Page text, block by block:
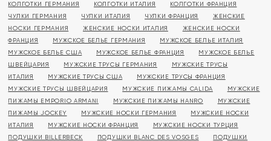
КОЛГОТКИ ГЕРМАНИЯ
КОЛГОТКИ ИТАЛИЯ
КОЛГОТКИ ФРАНЦИЯ
ЧУЛКИ ГЕРМАНИЯ
ЧУЛКИ ИТАЛИЯ ЧУЛКИ ФРАНЦИЯ
ЖЕНСКИЕ
НОСКИ ГЕРМАНИЯ
ЖЕНСКИЕ НОСКИ ИТАЛИЯ
ЖЕНСКИЕ НОСКИ
ФРАНЦИЯ
МУЖСКОЕ БЕЛЬЕ ГЕРМАНИЯ
МУЖСКОЕ БЕЛЬЕ ИТАЛИЯ
МУЖСКОЕ БЕЛЬЕ США
МУЖСКОЕ БЕЛЬЕ ФРАНЦИЯ
МУЖСКОЕ БЕЛЬЕ
ШВЕЙЦАРИЯ
МУЖСКИЕ ТРУСЫ ГЕРМАНИЯ
МУЖСКИЕ ТРУСЫ
ИТАЛИЯ
МУЖСКИЕ ТРУСЫ США
МУЖСКИЕ ТРУСЫ ФРАНЦИЯ
МУЖСКИЕ ТРУСЫ ШВЕЙЦАРИЯ
МУЖСКИЕ ПИЖАМЫ CALIDA
МУЖСКИЕ
ПИЖАМЫ EMPORIO ARMANI
МУЖСКИЕ ПИЖАМЫ HANRO
МУЖСКИЕ
ПИЖАМЫ JOCKEY
МУЖСКИЕ НОСКИ ГЕРМАНИЯ
МУЖСКИЕ НОСКИ
ИТАЛИЯ
МУЖСКИЕ НОСКИ ФРАНЦИЯ
МУЖСКИЕ НОСКИ ТУРЦИЯ
ПОДУШКИ BILLERBECK
ПОДУШКИ BLANC DES VOSGES
ПОДУШКИ